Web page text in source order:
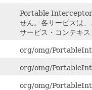
Portable
せん。各サービスは
サービス・コンテキ
org/omg/
org/omg/
org/omg/